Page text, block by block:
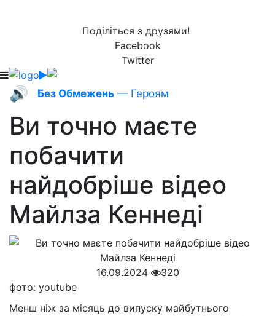
Поділіться з друзями!
Facebook
Twitter
🔊 Без Обмежень — Героям
Ви точно маєте
побачити
найдобріше відео
Майлза Кеннеді
16.09.2024
320
фото: youtube
Менш ніж за місяць до випуску майбутнього